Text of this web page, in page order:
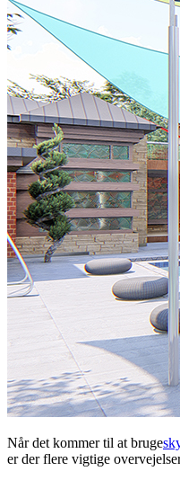
Når det kommer til at bruge
er der flere vigtige